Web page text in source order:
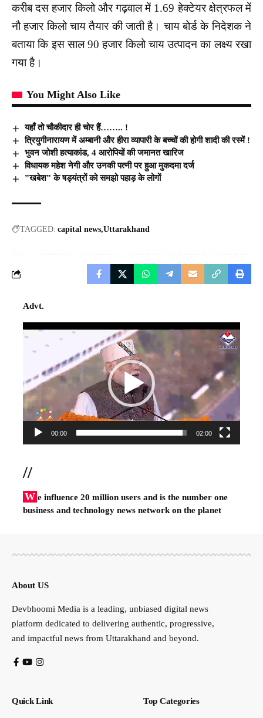
करीब दस हजार किलो और गढ़वाल में 1.69 हेक्टेयर क्षेत्रफल में
नौ हजार किलो चाय तैयार की जाती है। चाय बोर्ड के निदेशक ने
बताया कि इस साल 90 हजार किलो चाय उत्पादन का लक्ष्य रखा
गया है।
You Might Also Like
यहाँ तो चौकीदार ही चोर हैं…….. !
त्रियुगीनारायण में अम्बानी और हीरा व्यापारी के बच्चों की होगी शादी की रस्में !
भुवन जोशी हत्याकांड, 4 आरोपियों की जमानत खारिज
विधायक महेश नेगी और उनकी पत्नी पर हुआ मुकदमा दर्ज
”खबेश” के षड्यंत्रों को समझो पहाड़ के लोगों
TAGGED: capital news Uttarakhand
Advt.
Video
00:00 02:00
//
W e influence 20 million users and is the number one
business and technology news network on the planet
About US
Devbhoomi Media is a leading, unbiased digital news
platform dedicated to delivering authentic, progressive,
and impactful news from Uttarakhand and beyond.
Quick Link Top Categories